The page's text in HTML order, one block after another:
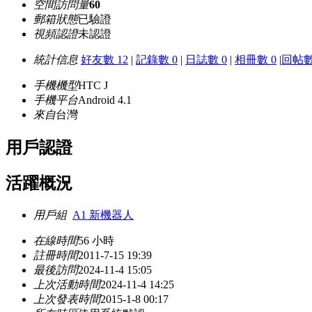
空間訪問量60
郵箱狀態已驗證
視頻認證未認證
統計信息 好友數 12 | 記錄數 0 | 日誌數 0 | 相冊數 0 |回帖
手機機型HTC J
手機平台Android 4.1
來自台灣
用戶認證
活躍概況
用戶組 A1 新機器人
在線時間56 小時
註冊時間2011-7-15 19:39
最後訪問2024-11-4 15:05
上次活動時間2024-11-4 14:25
上次發表時間2015-1-8 00:17